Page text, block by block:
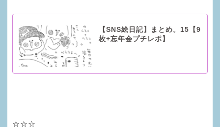
【SNS絵日記】まとめ。15【9
枚+忘年会プチレポ】
☆☆☆